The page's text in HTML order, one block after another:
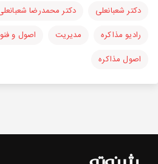
دکتر شعبانعلی دکتر محمدرضا
رادیو مذاکره
مدیریت
اصول و
اصول مذاکره